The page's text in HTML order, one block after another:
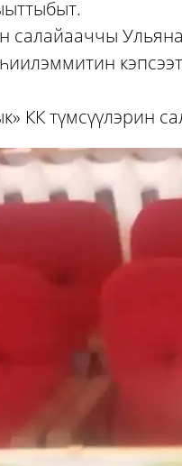
салайааччы
КК түмсүүлэрин